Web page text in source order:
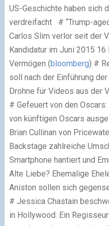
US-Geschichte haben sich
verdreifacht
# “Trump-
Carlos Slim verlor seit der
Kandidatur im Juni 2015
Vermögen (bloomberg) #
soll nach der Einführung
Drohne für Videos aus der
# Gefeuert von den
von künftigen Oscars
Brian Cullinan von
Backstage zahlreiche
Smartphone hantiert und
Alte Liebe? Ehemalige
Aniston sollen sich
# Jessica Chastain
in Hollywood: Ein